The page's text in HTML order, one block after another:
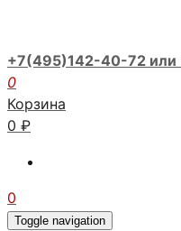
+7(495)142-40-72 или
0
Корзина
0 ₽
0
Toggle navigation